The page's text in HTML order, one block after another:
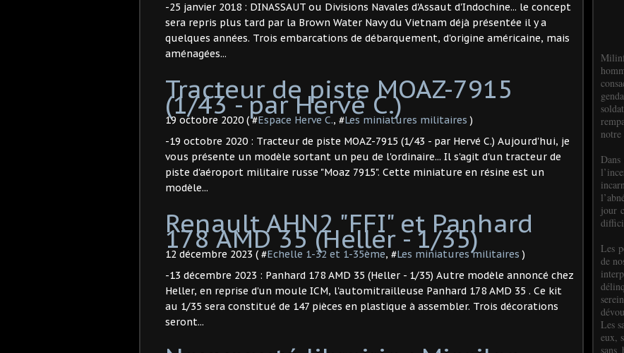
-25 janvier 2018 : DINASSAUT ou Divisions Navales d'Assaut d'Indochine... le concept
sera repris plus tard par la Brown Water Navy du Vietnam déjà présentée il y a
quelques années. Trois embarcations de débarquement, d'origine américaine, mais
aménagées...
Tracteur de piste MOAZ-7915
(1/43 - par Hervé C.)
19 octobre 2020 ( #Espace Herve C., #Les miniatures militaires )
-19 octobre 2020 : Tracteur de piste MOAZ-7915 (1/43 - par Hervé C.) Aujourd'hui, je
vous présente un modèle sortant un peu de l'ordinaire... Il s'agit d'un tracteur de
piste d'aéroport militaire russe "Moaz 7915". Cette miniature en résine est un
modèle...
Renault AHN2 "FFI" et Panhard
178 AMD 35 (Heller - 1/35) ​
12 décembre 2023 ( #Echelle 1-32 et 1-35ème, #Les miniatures militaires )
-13 décembre 2023 : Panhard 178 AMD 35 (Heller - 1/35) Autre modèle annoncé chez
Heller, en reprise d'un moule ICM, l'automitrailleuse Panhard 178 AMD 35 . Ce kit
au 1/35 sera constitué de 147 pièces en plastique à assembler. Trois décorations
seront...
notre
jour
Les
de
Les
eux,
sans